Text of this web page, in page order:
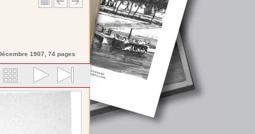
1907, 74 pages